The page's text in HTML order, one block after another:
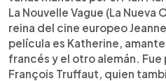
La Nouvelle Vague (La Nueva
reina del cine europeo
película es Katherine,
francés y el otro alemán.
François Truffaut, quien